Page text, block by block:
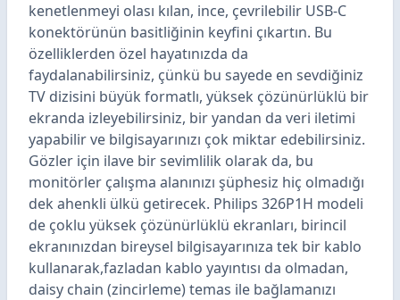
kenetlenmeyi olası kılan, ince, çevrilebilir USB-C
konektörünün basitliğinin keyfini çıkartın. Bu
özelliklerden özel hayatınızda da
faydalanabilirsiniz, çünkü bu sayede en sevdiğiniz
TV dizisini büyük formatlı, yüksek çözünürlüklü bir
ekranda izleyebilirsiniz, bir yandan da veri iletimi
yapabilir ve bilgisayarınızı çok miktar edebilirsiniz.
Gözler için ilave bir sevimlilik olarak da, bu
monitörler çalışma alanınızı şüphesiz hiç olmadığı
dek ahenkli ülkü getirecek. Philips 326P1H modeli
de çoklu yüksek çözünürlüklü ekranları, birincil
ekranınızdan bireysel bilgisayarınıza tek bir kablo
kullanarak,fazladan kablo yayıntısı da olmadan,
daisy chain (zincirleme) temas ile bağlamanızı